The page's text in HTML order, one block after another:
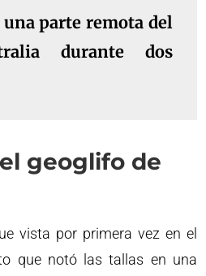
parte remota del
durante dos
geoglifo de
vista por primera vez en el
que notó las tallas en una